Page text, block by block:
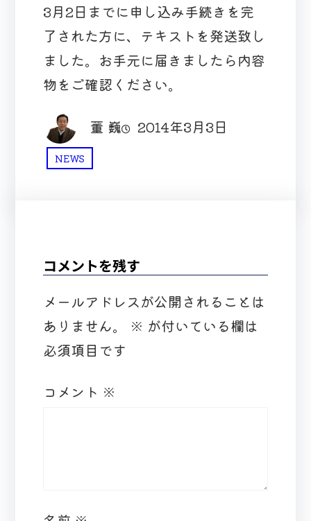
3月2日までに申し込み手続きを完
了された方に、テキストを発送致し
ました。お手元に届きましたら内容
物をご確認ください。
董 巍 2014年3月3日
NEWS
コメントを残す
メールアドレスが公開されることは
ありません。
※ が付いている欄は
必須項目です
コメント ※